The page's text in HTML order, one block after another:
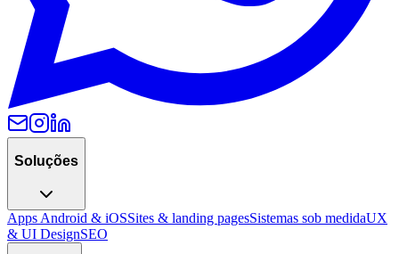
Soluções
Apps Android & iOSSites & landing pagesSistemas sob medidaUX
& UI DesignSEO